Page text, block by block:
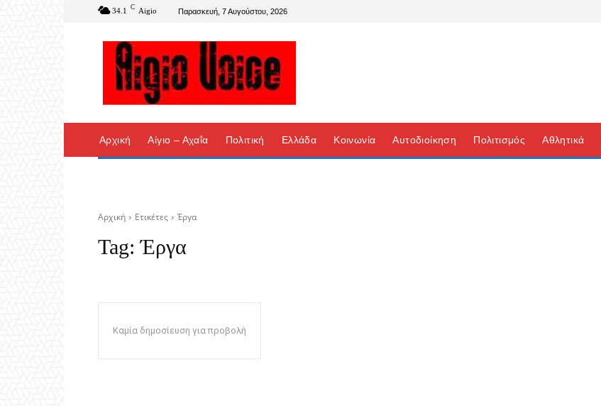
34.1 C Aigio Παρασκευή, 7 Αυγούστου, 2026
Αρχική Αίγιο – Αχαΐα Πολιτική Ελλάδα Κοινωνία Αυτοδιοίκηση Πολιτισμός Αθλητικά
Αρχική Ετικέτες Έργα
Tag:Έργα
Καμία δημοσίευση για προβολή